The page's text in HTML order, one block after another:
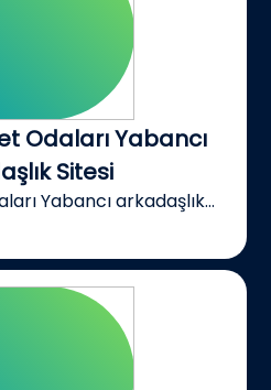
Odaları Yabancı
Sitesi
Yabancı arkadaşlık...